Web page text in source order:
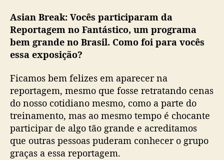
Asian Break: Vocês participaram da
Reportagem no Fantástico, um programa
bem grande no Brasil. Como foi para vocês
essa exposição?
Ficamos bem felizes em aparecer na
reportagem, mesmo que fosse retratando cenas
do nosso cotidiano mesmo, como a parte do
treinamento, mas ao mesmo tempo é chocante
participar de algo tão grande e acreditamos
que outras pessoas puderam conhecer o grupo
graças a essa reportagem.